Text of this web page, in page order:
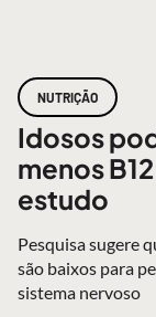
NUTRIÇÃO
Idosos
menos
estudo
Pesquisa sugere
são baixos para
sistema nervoso